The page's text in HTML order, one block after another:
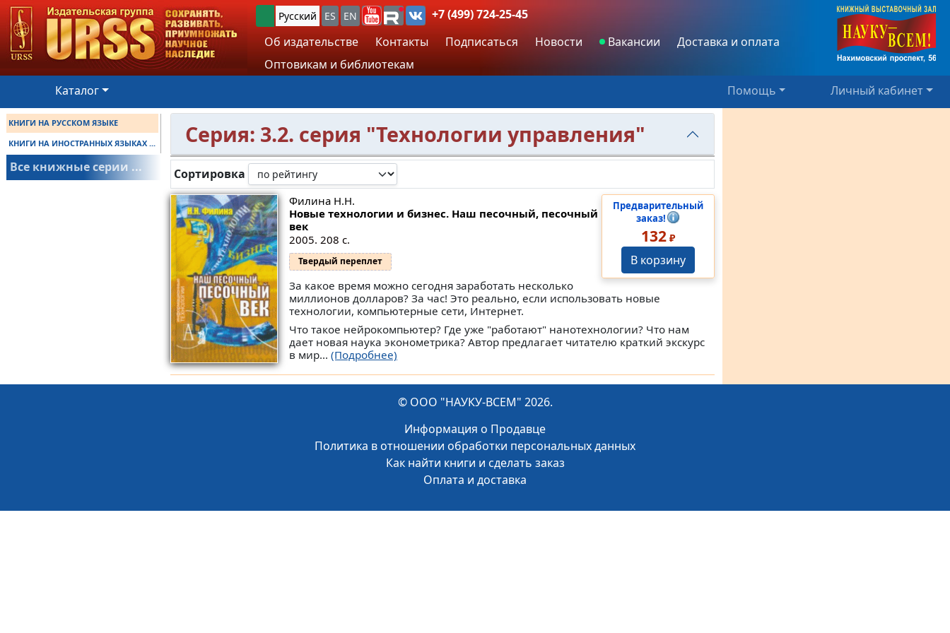
Русский ES EN
+7 (499) 724-25-45
Об издательстве
Контакты Подписаться Новости Вакансии
Доставка и оплата
Оптовикам и библиотекам
Каталог
Помощь Личный кабинет
КНИГИ НА РУССКОМ ЯЗЫКЕ
КНИГИ НА ИНОСТРАННЫХ ЯЗЫКАХ ...
Все книжные серии ...
Серия: 3.2. серия "Технологии управления"
Сортировка
Предварительный
заказ!
132 ₽
В корзину
Филина Н.Н.
Новые технологии и бизнес. Наш песочный, песочный
век
2005. 208 с.
Твердый переплет
За какое время можно сегодня заработать несколько
миллионов долларов? За час! Это реально, если использовать новые
технологии, компьютерные сети, Интернет.
Что такое нейрокомпьютер? Где уже "работают" нанотехнологии? Что нам
дает новая наука эконометрика? Автор предлагает читателю краткий экскурс
в мир... (Подробнее)
© ООО "НАУКУ-ВСЕМ" 2026.
Информация о Продавце
Политика в отношении обработки персональных данных
Как найти книги и сделать заказ
Оплата и доставка